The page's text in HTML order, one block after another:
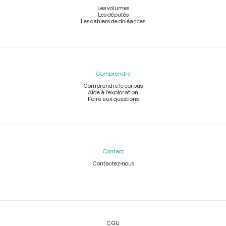
Les volumes
Les députés
Les cahiers de doléances
Comprendre
Comprendre le corpus
Aide à l'exploration
Foire aux questions
Contact
Contactez-nous
Légal
CGU